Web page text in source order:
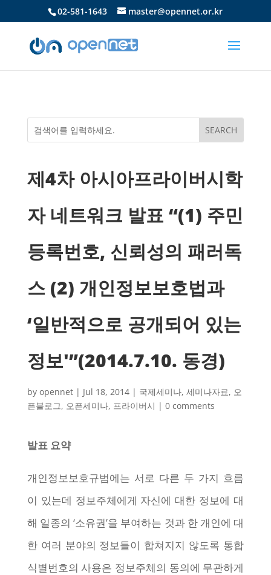
02-581-1643 master@opennet.or.kr
제4차 아시아프라이버시학
자 네트워크 발표 “(1) 주민
등록번호, 신뢰성의 패러독
스 (2) 개인정보보호법과
‘일반적으로 공개되어 있는
정보'”(2014.7.10. 동경)
by opennet| Jul 18, 2014| 국제세미나, 세미나자료, 오
픈블로그, 오픈세미나, 프라이버시 | 0 comments
발표 요약
개인정보보호규범에는 서로 다른 두 가지 흐름
이 있는데 정보주체에게 자신에 대한 정보에 대
해 일종의 ‘소유권’을 부여하는 것과 한 개인에 대
한 여러 분야의 정보들이 합쳐지지 않도록 통합
식별번호의 사용은 정보주체의 동의에 무관하게